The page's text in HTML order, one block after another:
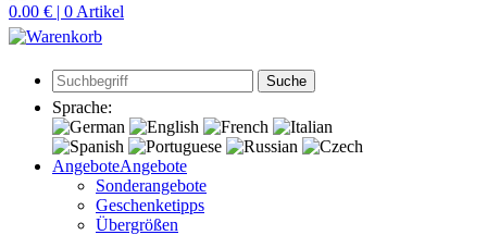
0.00 € | 0 Artikel
Suche
Sprache:
AngeboteAngebote
Sonderangebote
Geschenketipps
Übergrößen